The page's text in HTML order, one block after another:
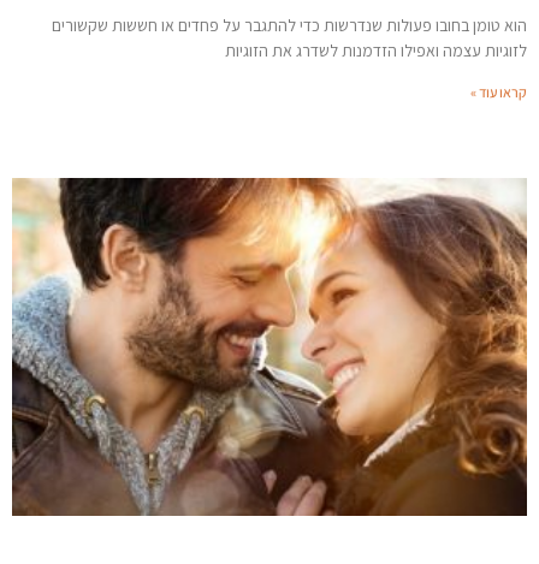
הוא טומן בחובו פעולות שנדרשות כדי להתגבר על פחדים או חששות שקשורים
לזוגיות עצמה ואפילו הזדמנות לשדרג את הזוגיות
קראו עוד »